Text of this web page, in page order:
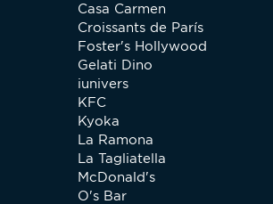
Casa Carmen
Croissants de París
Foster's Hollywood
Gelati Dino
iunivers
KFC
Kyoka
La Ramona
La Tagliatella
McDonald's
O's Bar